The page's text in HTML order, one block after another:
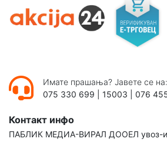
Имате прашања? Јавете се на:
075 330 699
15003 076
Контакт инфо
ПАБЛИК МЕДИА-ВИРАЛ ДООЕЛ увоз-